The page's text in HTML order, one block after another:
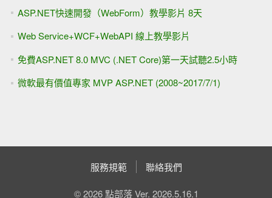
ASP.NET快速開發（WebForm）教學影片 8天
Web Service+WCF+WebAPI 線上教學影片
免費ASP.NET 8.0 MVC (.NET Core)第一天試聽2.5小時
微軟最有價值專家 MVP ASP.NET (2008~2017/7/1)
服務規範 聯絡我們
© 2026 點部落 Ver. 2026.5.16.1